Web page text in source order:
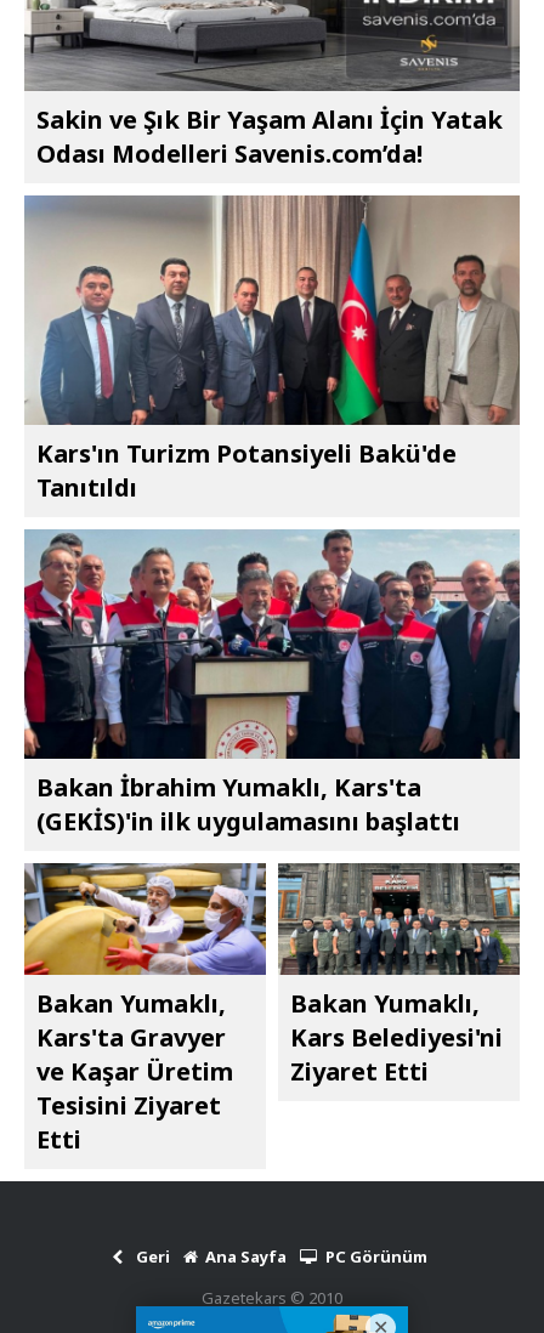
Sakin ve Şık Bir Yaşam Alanı İçin Yatak
Odası Modelleri Savenis.com’da!
Kars'ın Turizm Potansiyeli Bakü'de
Tanıtıldı
Bakan İbrahim Yumaklı, Kars'ta
(GEKİS)'in ilk uygulamasını başlattı
Bakan Yumaklı,
Kars'ta Gravyer
ve Kaşar Üretim
Tesisini Ziyaret
Etti
Bakan Yumaklı,
Kars Belediyesi'ni
Ziyaret Etti
Geri Ana Sayfa
PC Görünüm
Gazetekars © 2010
Haber Scripti